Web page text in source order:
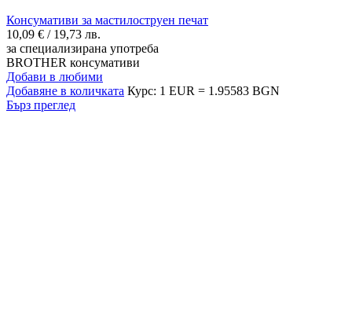
Консумативи за мастилоструен печат
10,09 € / 19,73 лв.
за специализирана употреба
BROTHER консумативи
Добави в любими
Добавяне в количката Курс: 1 EUR = 1.95583 BGN
Бърз преглед